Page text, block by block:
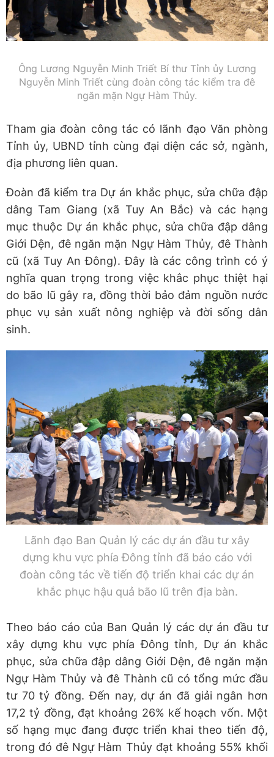
Ông Lương Nguyễn Minh Triết Bí thư Tỉnh ủy Lương
Nguyễn Minh Triết cùng đoàn công tác kiểm tra đê
ngăn mặn Ngự Hàm Thủy.
Tham gia đoàn công tác có lãnh đạo Văn phòng
Tỉnh ủy, UBND tỉnh cùng đại diện các sở, ngành,
địa phương liên quan.
Đoàn đã kiểm tra Dự án khắc phục, sửa chữa đập
dâng Tam Giang (xã Tuy An Bắc) và các hạng
mục thuộc Dự án khắc phục, sửa chữa đập dâng
Giới Dện, đê ngăn mặn Ngự Hàm Thủy, đê Thành
cũ (xã Tuy An Đông). Đây là các công trình có ý
nghĩa quan trọng trong việc khắc phục thiệt hại
do bão lũ gây ra, đồng thời bảo đảm nguồn nước
phục vụ sản xuất nông nghiệp và đời sống dân
sinh.
Lãnh đạo Ban Quản lý các dự án đầu tư xây
dựng khu vực phía Đông tỉnh đã báo cáo với
đoàn công tác về tiến độ triển khai các dự án
khắc phục hậu quả bão lũ trên địa bàn.
Theo báo cáo của Ban Quản lý các dự án đầu tư
xây dựng khu vực phía Đông tỉnh, Dự án khắc
phục, sửa chữa đập dâng Giới Dện, đê ngăn mặn
Ngự Hàm Thủy và đê Thành cũ có tổng mức đầu
tư 70 tỷ đồng. Đến nay, dự án đã giải ngân hơn
17,2 tỷ đồng, đạt khoảng 26% kế hoạch vốn. Một
số hạng mục đang được triển khai theo tiến độ,
trong đó đê Ngự Hàm Thủy đạt khoảng 55% khối